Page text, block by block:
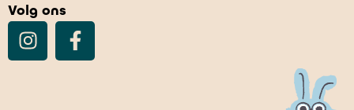
Volg ons